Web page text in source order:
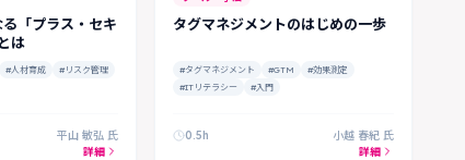
「プラス・セキ
は
#人材育成
#リスク管理
平山 敏弘 氏
詳細
タグマネジメントのはじめの一歩
#タグマネジメント #GTM
#効果測定
#ITリテラシー
#入門
0.5h
小越 春紀 氏
詳細